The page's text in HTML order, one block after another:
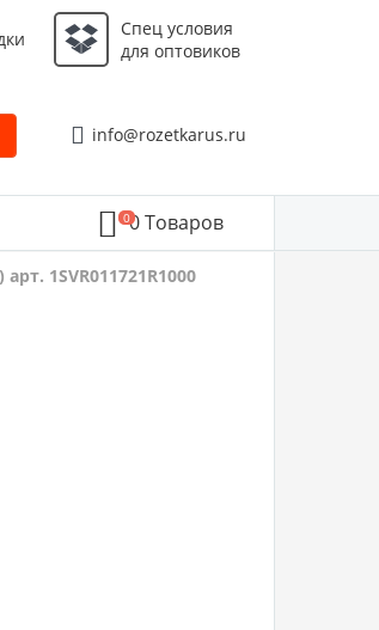
Спец условия
для оптовиков
info@rozetkarus.ru
0Товаров
0
1SVR011721R1000